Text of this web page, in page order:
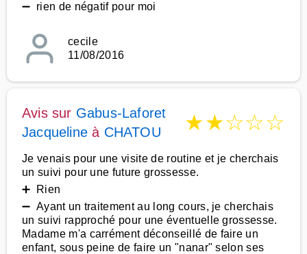
➖ rien de négatif pour moi
cecile
11/08/2016
Avis sur Gabus-Laforet
Jacqueline à CHATOU ★★☆☆☆
Je venais pour une visite de routine et je cherchais
un suivi pour une future grossesse.
➕ Rien
➖ Ayant un traitement au long cours, je cherchais
un suivi rapproché pour une éventuelle grossesse.
Madame m'a carrément déconseillé de faire un
enfant, sous peine de faire un "nanar" selon ses